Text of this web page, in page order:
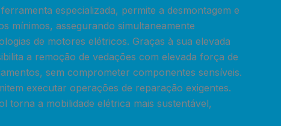
especializada, permite a desmontagem e
mínimos, assegurando simultaneamente
de motores elétricos. Graças à sua elevada
a remoção de vedações com elevada força de
sem comprometer componentes sensíveis.
executar operações de reparação exigentes.
torna a mobilidade elétrica mais sustentável,